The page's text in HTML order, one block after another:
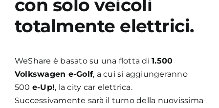
con solo veicoli
totalmente elettrici.
WeShare è basato su una flotta di1.500
Volkswagen e-Golf, a cui si aggiungeranno
500 e-Up!, la city car elettrica.
Successivamente sarà il turno della nuovissima